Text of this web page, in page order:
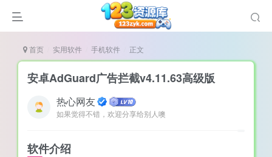
首页 实用软件 手机软件 正文
安卓AdGuard广告拦截v4.11.63高级版
热心网友
如果觉得不错，欢迎分享给别人噢
软件介绍